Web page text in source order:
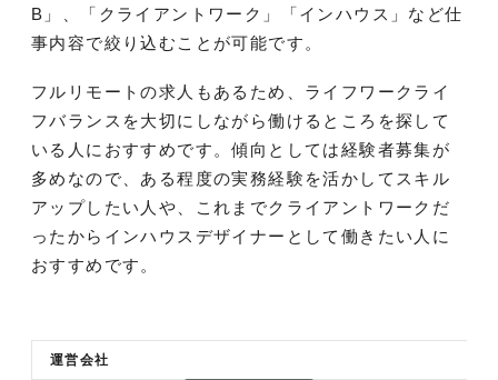
B」、「クライアントワーク」「インハウス」など仕
事内容で絞り込むことが可能です。
フルリモートの求人もあるため、ライフワークライ
フバランスを大切にしながら働けるところを探して
いる人におすすめです。傾向としては経験者募集が
多めなので、ある程度の実務経験を活かしてスキル
アップしたい人や、これまでクライアントワークだ
ったからインハウスデザイナーとして働きたい人に
おすすめです。
運営会社